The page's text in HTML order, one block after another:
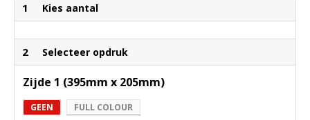
1 Kies aantal
2 Selecteer opdruk
Zijde 1 (395mm x 205mm)
GEEN FULL COLOUR